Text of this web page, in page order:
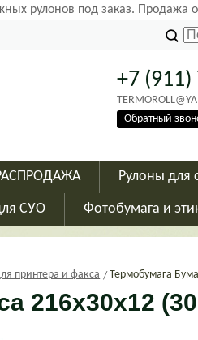
рулонов под заказ. Продажа
+7
Обратный
Рулоны для
СУО Фотобумага и
принтера и факса Термобумага
216х30х12